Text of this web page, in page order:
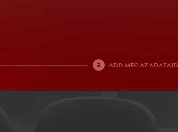
3 ADD MEG AZ ADATAID